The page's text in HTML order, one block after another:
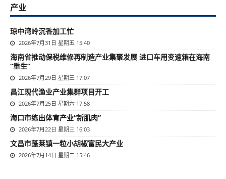
产业
琼中湾岭沉香加工忙
2026年7月31日 星期五 15:40
海南省推动保税维修再制造产业集聚发展 进口车用变速箱在海南
“重生”
2026年7月29日 星期三 17:07
昌江现代渔业产业集群项目开工
2026年7月25日 星期六 17:58
海口市练出体育产业“新肌肉”
2026年7月22日 星期三 16:03
文昌市蓬莱镇一粒小胡椒富民大产业
2026年7月14日 星期二 15:46